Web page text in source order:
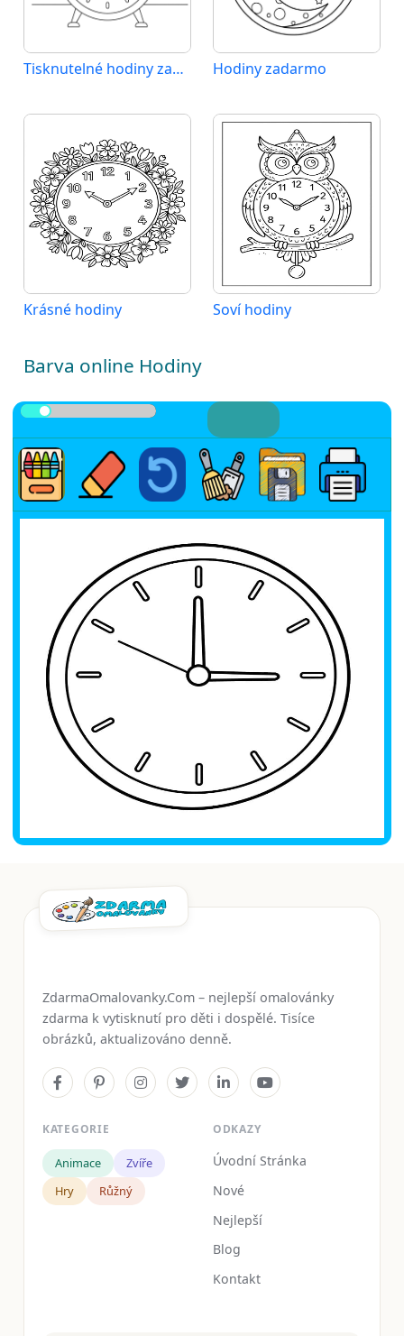
Tisknutelné hodiny zadarmo Hodiny zadarmo
Krásné hodiny Soví hodiny
Barva online Hodiny
ZdarmaOmalovanky.Com – nejlepší omalovánky
zdarma k vytisknutí pro děti i dospělé. Tisíce
obrázků, aktualizováno denně.
KATEGORIE
Animace
Zvíře
Hry
Růžný
ODKAZY
Úvodní Stránka
Nové
Nejlepší
Blog
Kontakt